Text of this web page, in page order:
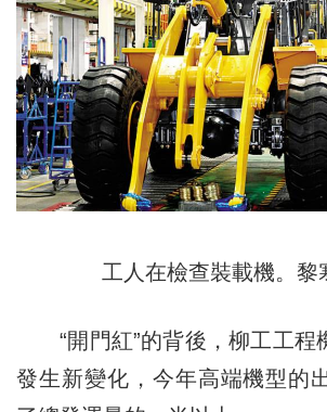
工人在檢查裝載機。黎
“開門紅”的背後，柳工工程
發生新變化，今年高端機型的